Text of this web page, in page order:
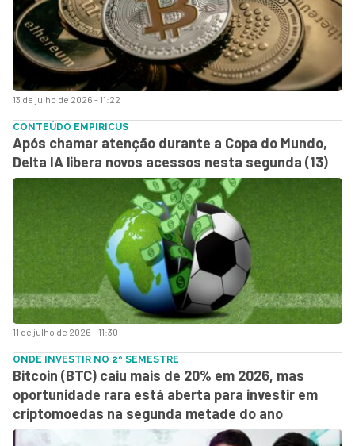
13 de julho de 2026 - 11:22
11 de julho de 2026 - 11:30
CONTEÚDO EMPIRICUS
Após chamar atenção durante a Copa do Mundo,
Delta IA libera novos acessos nesta segunda (13)
ONDE INVESTIR NO 2º SEMESTRE
Bitcoin (BTC) caiu mais de 20% em 2026, mas
oportunidade rara está aberta para investir em
criptomoedas na segunda metade do ano